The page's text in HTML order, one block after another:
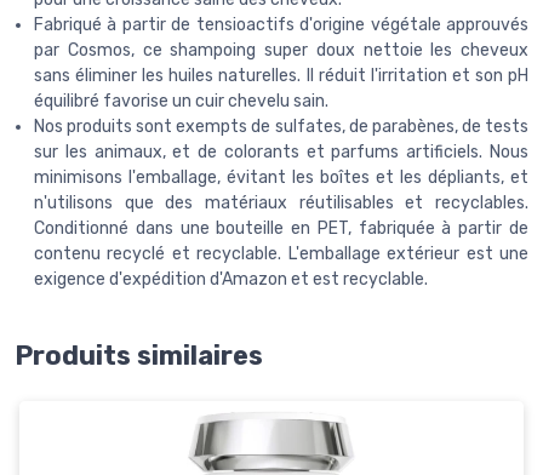
Fabriqué à partir de tensioactifs d'origine végétale approuvés
par Cosmos, ce shampoing super doux nettoie les cheveux
sans éliminer les huiles naturelles. Il réduit l'irritation et son pH
équilibré favorise un cuir chevelu sain.
Nos produits sont exempts de sulfates, de parabènes, de tests
sur les animaux, et de colorants et parfums artificiels. Nous
minimisons l'emballage, évitant les boîtes et les dépliants, et
n'utilisons que des matériaux réutilisables et recyclables.
Conditionné dans une bouteille en PET, fabriquée à partir de
contenu recyclé et recyclable. L'emballage extérieur est une
exigence d'expédition d'Amazon et est recyclable.
Produits similaires